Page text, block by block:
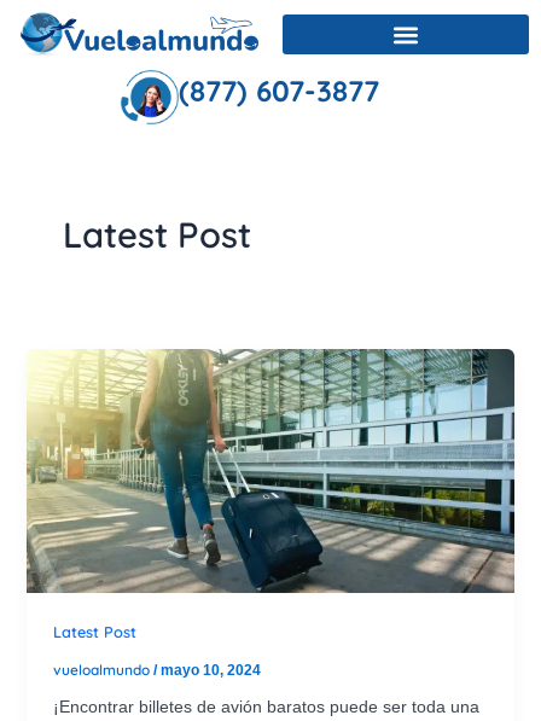
contenido
(877) 607-3877
Latest Post
Latest Post
vueloalmundo/mayo 10, 2024
¡Encontrar billetes de avión baratos puede ser toda una